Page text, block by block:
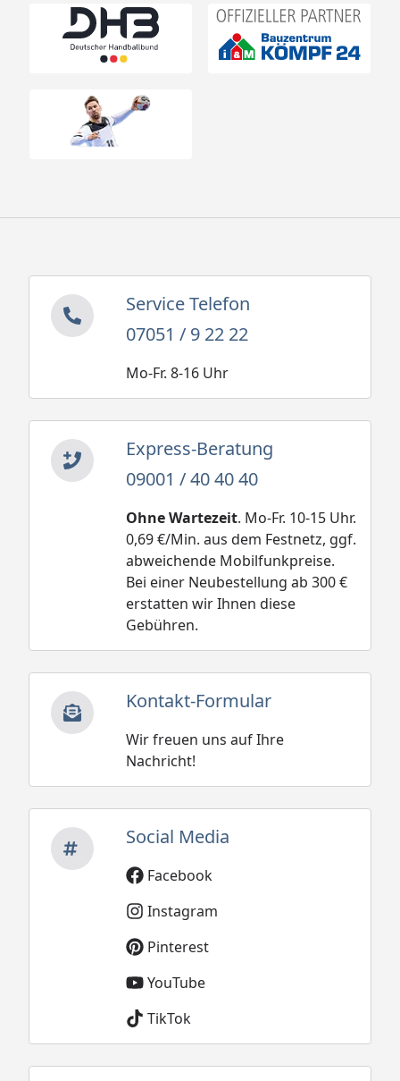
Service Telefon
07051 / 9 22 22
Mo-Fr. 8-16 Uhr
Express-Beratung
09001 / 40 40 40
Ohne Wartezeit. Mo-Fr. 10-15 Uhr.
0,69 €/Min. aus dem Festnetz, ggf.
abweichende Mobilfunkpreise.
Bei einer Neubestellung ab 300 €
erstatten wir Ihnen diese
Gebühren.
Kontakt-Formular
Wir freuen uns auf Ihre
Nachricht!
Social Media
Facebook
Instagram
Pinterest
YouTube
TikTok